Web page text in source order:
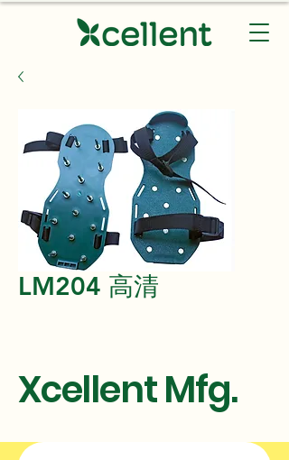
LM204 高清
Xcellent Mfg.